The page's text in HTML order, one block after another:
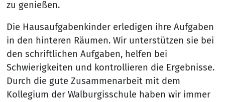
zu genießen.
Die Hausaufgabenkinder erledigen ihre Aufgaben
in den hinteren Räumen. Wir unterstützen sie bei
den schriftlichen Aufgaben, helfen bei
Schwierigkeiten und kontrollieren die Ergebnisse.
Durch die gute Zusammenarbeit mit dem
Kollegium der Walburgisschule haben wir immer